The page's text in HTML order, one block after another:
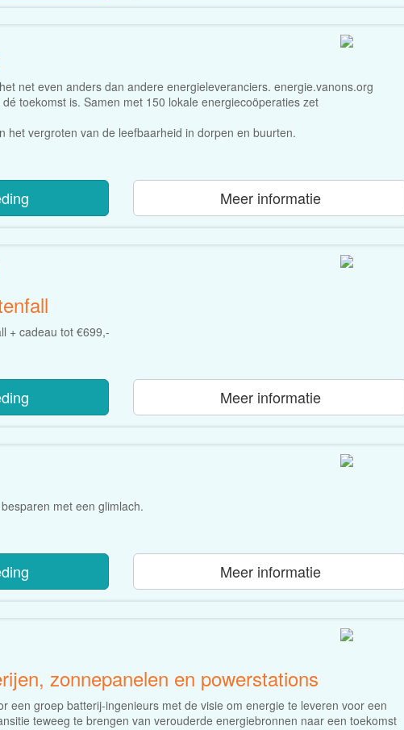
net even anders dan andere energieleveranciers. energie.vanons.org
toekomst is. Samen met 150 lokale energiecoöperaties zet
het vergroten van de leefbaarheid in dorpen en buurten.
Meer informatie
+ cadeau tot €699,-
Meer informatie
met een glimlach.
Meer informatie
zonnepanelen en powerstations
een groep batterij-ingenieurs met de visie om energie te leveren voor een
teweeg te brengen van verouderde energiebronnen naar een toekomst